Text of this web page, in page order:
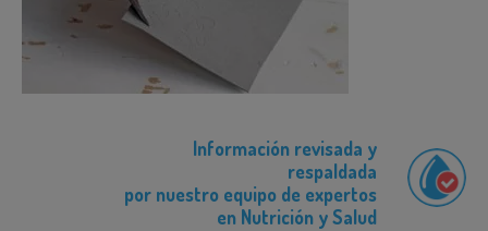
Información revisada y
respaldada
por nuestro equipo de expertos
en Nutrición y Salud